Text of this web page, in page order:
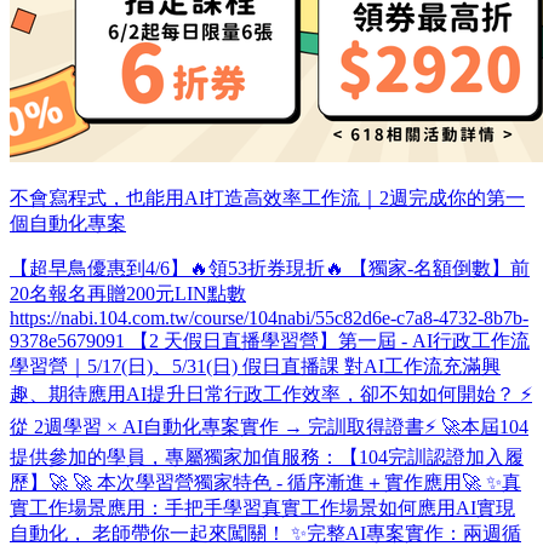
不會寫程式，也能用AI打造高效率工作流｜2週完成你的第一
個自動化專案
【超早鳥優惠到4/6】🔥領53折券現折🔥 【獨家-名額倒數】前
20名報名再贈200元LIN點數
https://nabi.104.com.tw/course/104nabi/55c82d6e-c7a8-4732-8b7b-
9378e5679091 【2 天假日直播學習營】第一屆 - AI行政工作流
學習營​｜5/17(日)、5/31(日) 假日直播課 對AI工作流充滿興
趣、期待應用AI提升日常行政工作效率，卻不知如何開始？ ⚡
從 2週學習 × AI自動化專案實作 → 完訓取得證書⚡ 🚀本屆104
提供參加的學員，專屬獨家加值服務：【104完訓認證加入履
歷】🚀 🚀 本次學習營獨家特色 - 循序漸進＋實作應用🚀 ✨真
實工作場景應用：手把手學習真實工作場景如何應用AI實現
自動化， 老師帶你一起來闖關！ ✨完整AI專案實作：兩週循